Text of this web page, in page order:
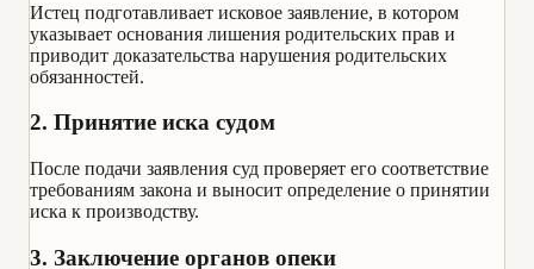
Истец подготавливает исковое заявление, в котором
указывает основания лишения родительских прав и
приводит доказательства нарушения родительских
обязанностей.
2. Принятие иска судом
После подачи заявления суд проверяет его соответствие
требованиям закона и выносит определение о принятии
иска к производству.
3. Заключение органов опеки